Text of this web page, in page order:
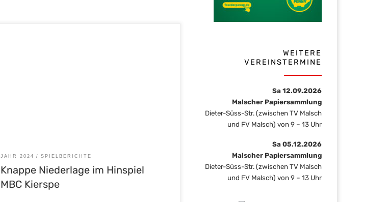
JAHR 2024 SPIELBERICHTE
Knappe Niederlage im Hinspiel
MBC Kierspe
WEITERE
VEREINSTERMINE
Sa 12.09.2026
Malscher Papiersammlung
Dieter-Süss-Str. (zwischen TV Malsch
und FV Malsch) von 9 – 13 Uhr
Sa 05.12.2026
Malscher Papiersammlung
Dieter-Süss-Str. (zwischen TV Malsch
und FV Malsch) von 9 – 13 Uhr